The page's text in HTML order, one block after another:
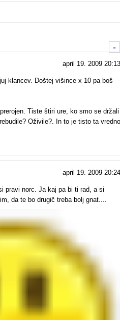
-
april 19. 2009 20:13
klancev. Doštej višince x 10 pa boš
Tiste štiri ure, ko smo se držali
Oživile?. In to je tisto ta
april 19. 2009 20:24
pravi norc. Ja kaj pa bi ti rad, a si
da te bo drugič treba bolj gnat....